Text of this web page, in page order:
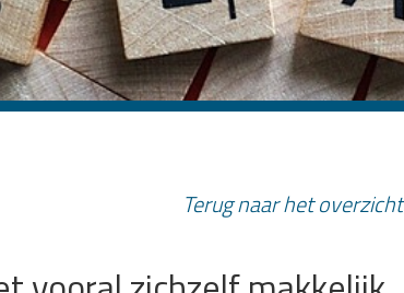
Terug naar het overzicht